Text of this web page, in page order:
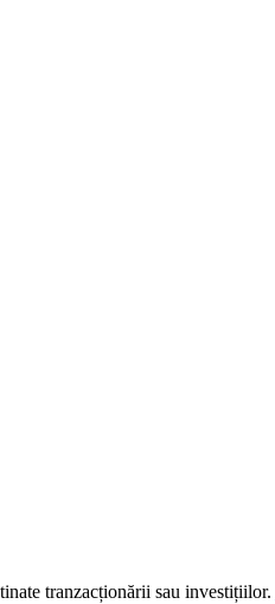
tranzacționării sau investițiilor.